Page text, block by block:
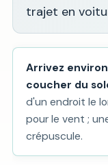
trajet en
Arrivez
coucher du
d'un endroit le
pour le vent ;
crépuscule.